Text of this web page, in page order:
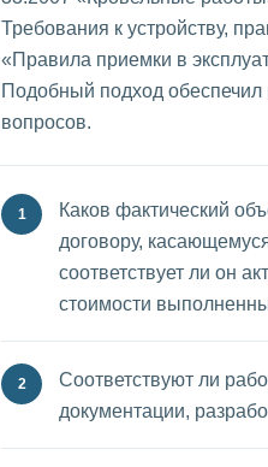
Требования к устройству,
«Правила приемки в
Подобный подход обеспечил
вопросов.
Каков фактический
договору,
соответствует ли он
стоимости
Соответствуют ли
документации,